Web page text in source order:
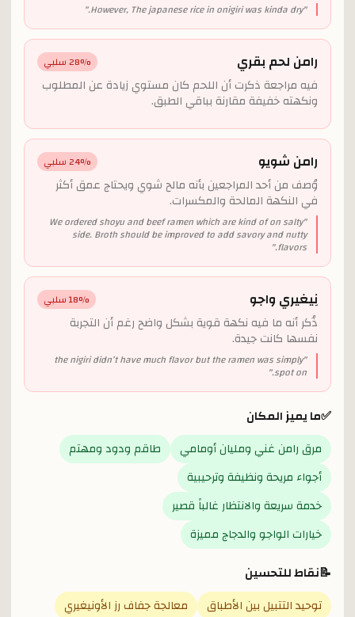
"
However, The japanese rice in onigiri was kinda dry.
"
رامن لحم بقري 28% سلبي
فيه مراجعة ذكرت أن اللحم كان مستوي زيادة عن المطلوب
ونكهته خفيفة مقارنة بباقي الطبق.
رامن شويو 24% سلبي
وُصف من أحد المراجعين بأنه مالح شوي ويحتاج عمق أكثر
في النكهة المالحة والمكسرات.
"
We ordered shoyu and beef ramen which are kind of on salty
side. Broth should be improved to add savory and nutty
flavors.
"
نِيغيري واجو 18% سلبي
ذُكر أنه ما فيه نكهة قوية بشكل واضح رغم أن التجربة
نفسها كانت جيدة.
"
the nigiri didn’t have much flavor but the ramen was simply
spot on.
"
✅ما يميز المكان
مرق رامن غني ومليان أومامي
طاقم ودود ومهتم
أجواء مريحة ونظيفة وترحيبية
خدمة سريعة والانتظار غالباً قصير
خيارات الواجو والدجاج مميزة
📝نقاط للتحسين
توحيد التتبيل بين الأطباق
معالجة جفاف رز الأونيغيري